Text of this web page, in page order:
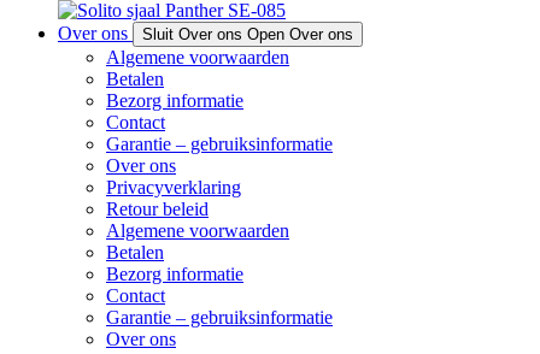
Over ons Sluit Over ons Open Over ons
Algemene voorwaarden
Betalen
Bezorg informatie
Contact
Garantie – gebruiksinformatie
Over ons
Privacyverklaring
Retour beleid
Algemene voorwaarden
Betalen
Bezorg informatie
Contact
Garantie – gebruiksinformatie
Over ons